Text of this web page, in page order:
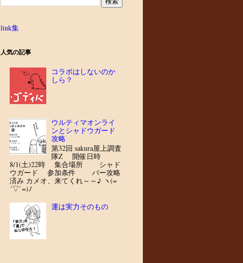
link集
人気の記事
コラボはしないのか
しら？
ウルティマオンライ
ンとシャドウガード
攻略
第32回 sakura屋上調査
隊Z 開催日時
8/1(土)22時 集合場所 シャド
ウガード 参加条件 バー攻略
済み カメオ、来てくれ～～♪ ヽ(=
´▽`=)ﾉ
運は実力そのもの